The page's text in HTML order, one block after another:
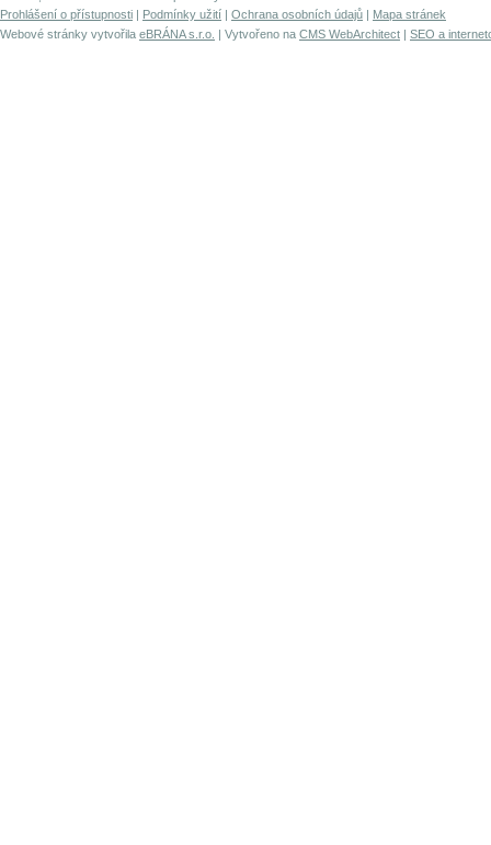
Prohlášení o přístupnosti | Podmínky užití | Ochrana osobních údajů | Mapa stránek
Webové stránky vytvořila eBRÁNA s.r.o. | Vytvořeno na CMS WebArchitect | SEO a